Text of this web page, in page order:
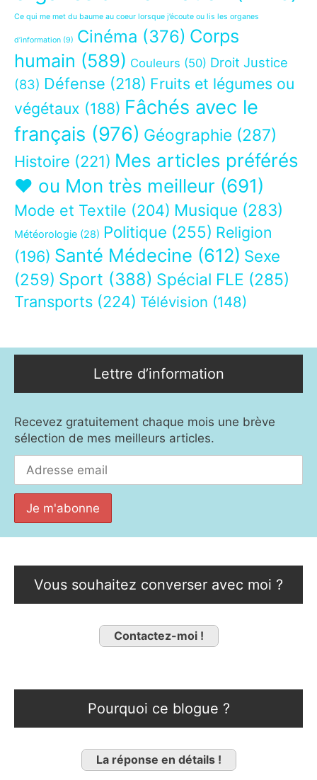
Ce qui me met du baume au coeur lorsque j’écoute ou lis les organes
d’information (9) Cinéma (376) Corps
humain (589) Couleurs (50) Droit Justice
(83) Défense (218) Fruits et légumes ou
végétaux (188) Fâchés avec le
français (976) Géographie (287)
Histoire (221) Mes articles préférés
❤ ou Mon très meilleur (691)
Mode et Textile (204) Musique (283)
Météorologie (28) Politique (255) Religion
(196) Santé Médecine (612) Sexe
(259) Sport (388) Spécial FLE (285)
Transports (224) Télévision (148)
Lettre d’information
Recevez gratuitement chaque mois une brève
sélection de mes meilleurs articles.
Vous souhaitez converser avec moi ?
Contactez-moi !
Pourquoi ce blogue ?
La réponse en détails !